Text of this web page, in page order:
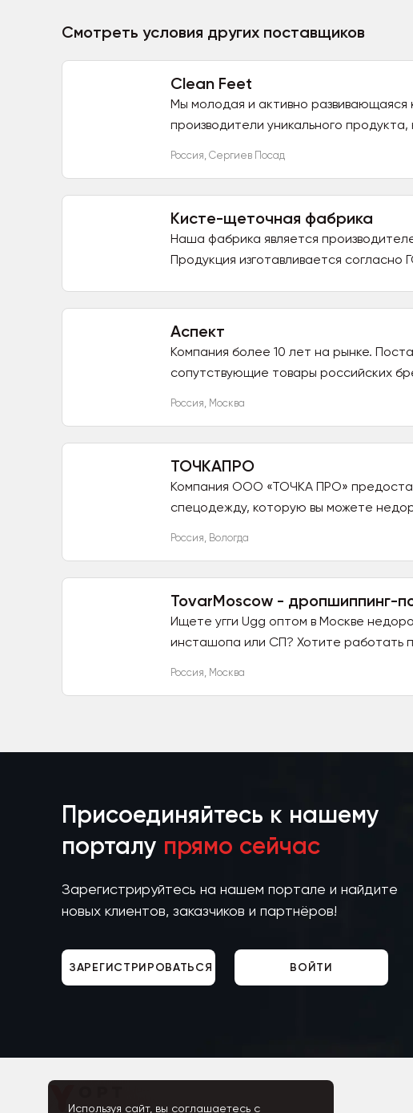
Смотреть условия других поставщиков
Clean Feet
Мы молодая и активно развивающаяся
производители уникального
Россия, Сергиев Посад
Кисте-щеточная фабрика
Наша фабрика является
Продукция изготавливается
Аспект
Компания более 10 лет на рынке.
сопутствующие товары российских
Россия, Москва
ТОЧКАПРО
Компания ООО «ТОЧКА ПРО»
спецодежду, которую вы можете
Россия, Вологда
TovarMoscow - дропшиппинг-
Ищете угги Ugg оптом в Москве
инсташопа или СП? Хотите работать
Россия, Москва
Присоединяйтесь к нашему
порталу прямо сейчас
Зарегистрируйтесь на нашем портале и найдите
новых клиентов, заказчиков и партнёров!
ЗАРЕГИСТРИРОВАТЬСЯ ВОЙТИ
Используя сайт, вы соглашаетесь с